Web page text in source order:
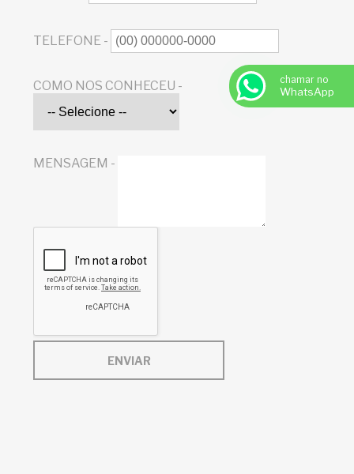
TELEFONE -
COMO NOS CONHECEU -
MENSAGEM -
ENVIAR
chamar no
WhatsApp